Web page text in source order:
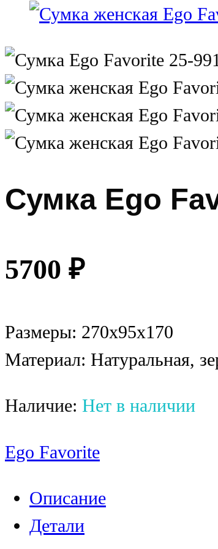
Сумка Ego
5700 ₽
Размеры: 270x95x170
Материал: Натуральная,
Наличие: Нет в наличии
Ego Favorite
Описание
Детали